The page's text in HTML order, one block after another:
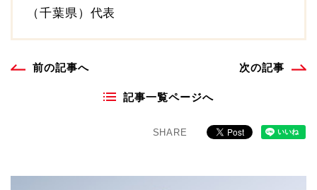
（千葉県）代表
前の記事へ
記事一覧ページへ
次の記事
SHARE